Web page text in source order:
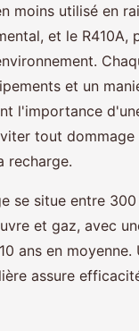
moins utilisé en
et le R410A,
et un
l'importance
tout dommage
recharge.
se situe entre
et gaz, avec
ans en moyenne.
assure